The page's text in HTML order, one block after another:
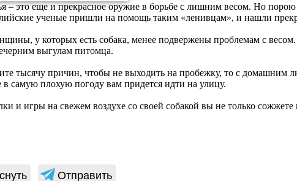
– это еще и прекрасное оружие в борьбе с лишним весом. Но порою
ученые пришли на помощь таким «ленивцам», и нашли
у которых есть собака, менее подвержены проблемам с
выгулам питомца.
тысячу причин, чтобы не выходить на пробежку, то с домашним
самую плохую погоду вам придется идти на улицу.
и игры на свежем воздухе со своей собакой вы не только
Отправить